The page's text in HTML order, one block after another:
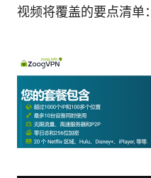
视频将覆盖的要点清单：